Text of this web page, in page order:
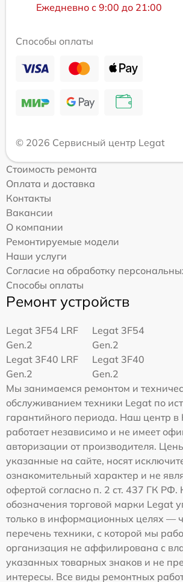
Ежедневно с 9:00 до 21:00
Способы оплаты
© 2026 Сервисный центр Legat
Стоимость ремонта
Оплата и доставка
Контакты
Вакансии
О компании
Ремонтируемые модели
Наши услуги
Согласие на обработку
Способы оплаты
Ремонт устройств
Legat 3F54 LRF
Gen.2
Legat 3F54
Gen.2
Legat 3F40 LRF
Gen.2
Legat 3F40
Gen.2
Мы занимаемся ремонтом и
обслуживанием техники Legat по
гарантийного периода. Наш центр в
работает независимо и не имеет
авторизации от производителя.
указанные на сайте, носят
ознакомительный характер и не
офертой согласно п. 2 ст. 437 ГК РФ.
обозначения торговой марки Legat
только в информационных целях —
перечень техники, с которой мы
организация не аффилирована с
указанных товарных знаков и не
интересы. Все виды ремонтных